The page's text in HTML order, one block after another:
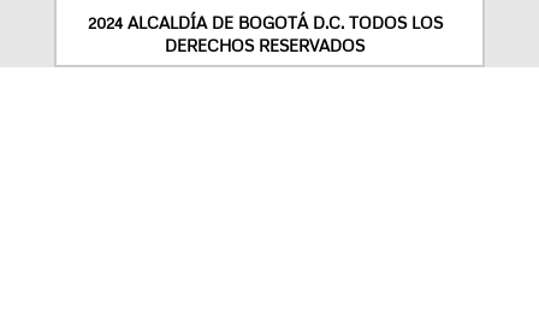
2024 ALCALDÍA DE BOGOTÁ D.C. TODOS LOS
DERECHOS RESERVADOS